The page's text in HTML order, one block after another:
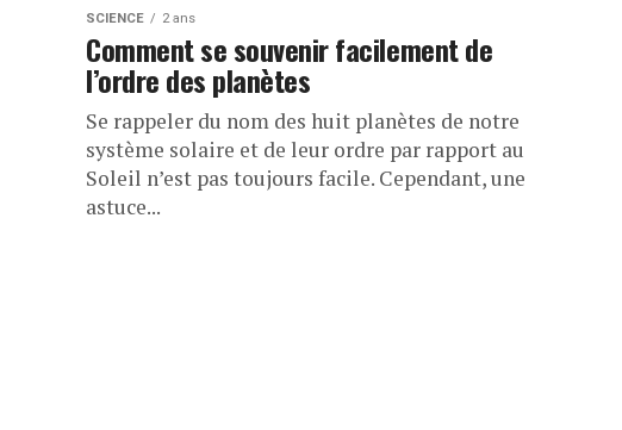
SCIENCE 2 ans
Comment se souvenir facilement de
l’ordre des planètes
Se rappeler du nom des huit planètes de notre
système solaire et de leur ordre par rapport au
Soleil n’est pas toujours facile. Cependant, une
astuce...